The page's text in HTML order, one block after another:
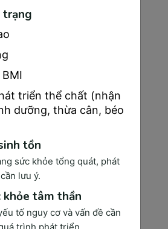
âm 4D): Kiểm tra sự phát
của các cơ quan quan trọng
bé như tim, phổi, não, thận và
hiện các dị tật bẩm sinh nếu
nghiệm Triple test (nếu
thực hiện Double test ở tam
cơ dị tật bẩm sinh ở thai
tuần 24:
âm Doppler màu: Kiểm tra
máu trong tử cung và
nhau để đánh giá sự cung
triển thể chất (nhận
dưỡng, thừa cân, béo
tồn
sức khỏe tổng quát, phát
lưu ý.
tâm thần
tố nguy cơ và vấn đề cần